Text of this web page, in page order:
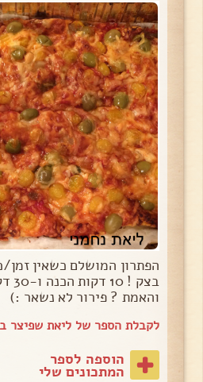
הפתרון המושלם כשאין
והאמת ? פירור לא נשאר :)
לקבלת הספר של ליאת שפיצר
הוספה לספר
המתכונים שלי